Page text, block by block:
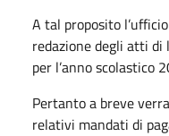
A tal proposito
redazione degli atti
per l’anno scolastico
Pertanto a breve
relativi mandati di